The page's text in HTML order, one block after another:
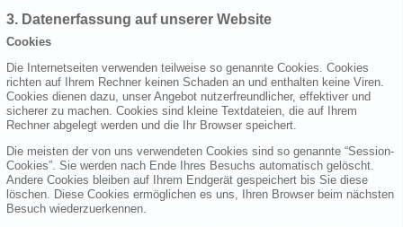
3. Datenerfassung auf unserer Website
Cookies
Die Internetseiten verwenden teilweise so genannte Cookies. Cookies
richten auf Ihrem Rechner keinen Schaden an und enthalten keine Viren.
Cookies dienen dazu, unser Angebot nutzerfreundlicher, effektiver und
sicherer zu machen. Cookies sind kleine Textdateien, die auf Ihrem
Rechner abgelegt werden und die Ihr Browser speichert.
Die meisten der von uns verwendeten Cookies sind so genannte “Session-
Cookies”. Sie werden nach Ende Ihres Besuchs automatisch gelöscht.
Andere Cookies bleiben auf Ihrem Endgerät gespeichert bis Sie diese
löschen. Diese Cookies ermöglichen es uns, Ihren Browser beim nächsten
Besuch wiederzuerkennen.